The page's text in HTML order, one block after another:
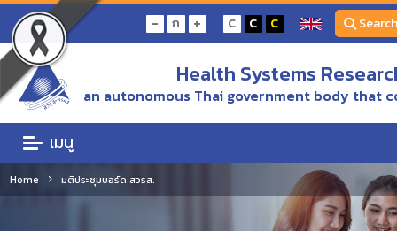
- ก + C C C Search
Health Systems
an autonomous Thai government body that
เมนู
Home มติประชุมบอร์ด สวรส.